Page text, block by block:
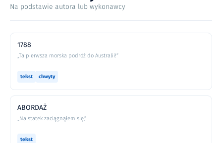
Na podstawie autora lub wykonawcy
1788
„Ta pierwsza morska podróż do Australii!”
tekst chwyty
ABORDAŻ
„Na statek zaciągnąłem się,”
tekst